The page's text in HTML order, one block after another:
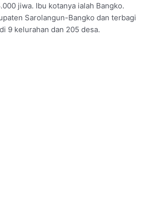
jiwa. Ibu kotanya ialah Bangko.
Sarolangun-Bangko dan terbagi
9 kelurahan dan 205 desa.